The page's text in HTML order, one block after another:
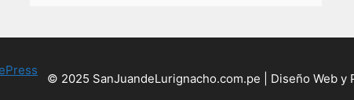
© 2025 SanJuandeLurignacho.com.pe | Diseño Web y